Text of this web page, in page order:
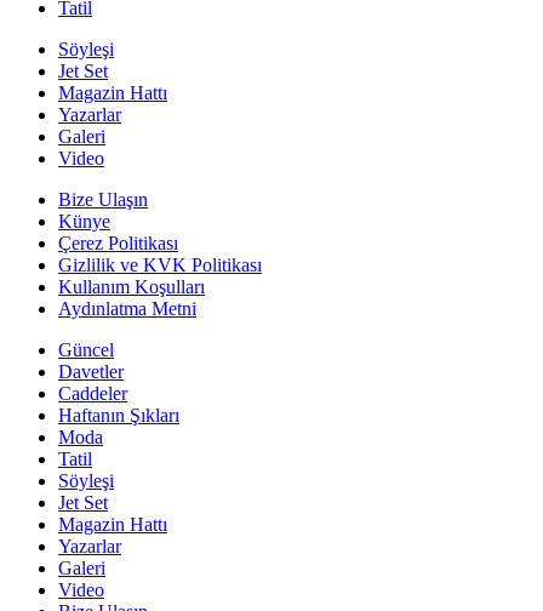
Tatil
Söyleşi
Jet Set
Magazin Hattı
Yazarlar
Galeri
Video
Bize Ulaşın
Künye
Çerez Politikası
Gizlilik ve KVK Politikası
Kullanım Koşulları
Aydınlatma Metni
Güncel
Davetler
Caddeler
Haftanın Şıkları
Moda
Tatil
Söyleşi
Jet Set
Magazin Hattı
Yazarlar
Galeri
Video